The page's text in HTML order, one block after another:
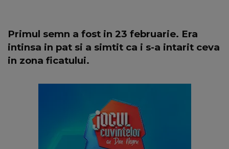
Primul semn a fost in 23 februarie. Era
intinsa in pat si a simtit ca i s-a intarit ceva
in zona ficatului.